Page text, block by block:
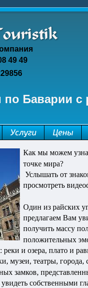
49 49
по Баварии с
Как мы можем
точке мира?
Услышать от
просмотреть
Один из райских
предлагаем Вам
получить массу
положительных
реки и озера, плато и
музеи, театры,
замков,
собственными